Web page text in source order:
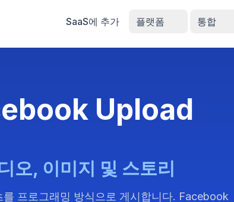
SaaS에 추가 플랫폼 통합
Upload
오, 이미지 및 스토리
프로그래밍 방식으로 게시합니다. Facebook